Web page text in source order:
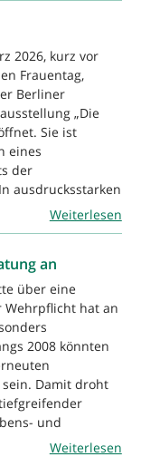
2026, kurz vor
Frauentag,
Berliner
„Die
Sie ist
eines
der
ausdrucksstarken
Weiterlesen
an
über eine
Wehrpflicht hat an
2008 könnten
Damit droht
und
Weiterlesen